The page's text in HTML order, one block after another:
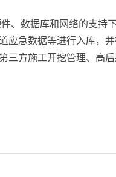
、数据库和网络的支持
应急数据等进行入库，
三方施工开挖管理、高